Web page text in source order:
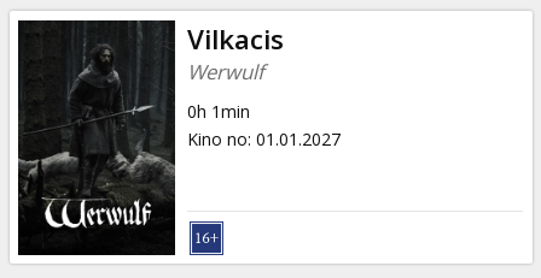
Ziņas
Dāvanu
kartes
Uzkodas
Vilkacis
Werwulf
0h 1min
Kino no: 01.01.2027